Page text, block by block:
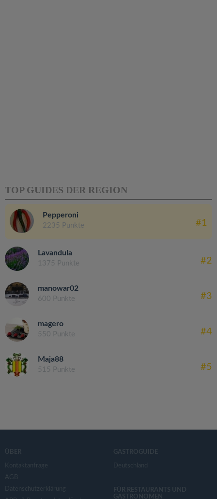
TOP GUIDES DER REGION
Pepperoni
2235 Punkte #1
Lavandula
1375 Punkte #2
manowar02
600 Punkte #3
magero
550 Punkte #4
Maja88
515 Punkte #5
ÜBER
Kontaktanfrage
AGB
Datenschutzerklärung
GASTROGUIDE
Deutschland
FÜR RESTAURANTS UND
GASTRONOMEN